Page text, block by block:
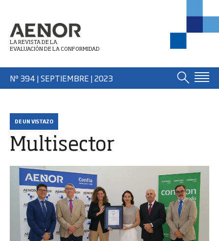
LA REVISTA DE LA
EVALUACIÓN DE LA CONFORMIDAD
Nº 394 | SEPTIEMBRE | 2023
DE UN VISTAZO
Multisector